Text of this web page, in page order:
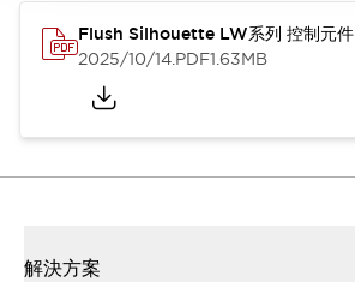
Flush Silhouette LW系列 控制元件
2025/10/14.PDF1.63MB
解決方案